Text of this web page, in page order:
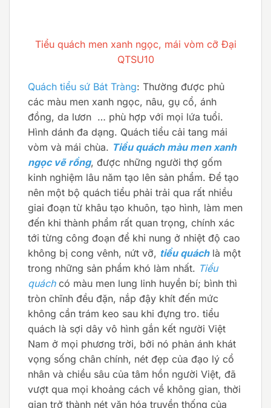
Tiểu quách men xanh ngọc, mái vòm cỡ Đại
QTSU10
Quách tiểu sứ Bát Tràng: Thường được phủ
các màu men xanh ngọc, nâu, gụ cổ, ánh
đồng, da lươn … phù hợp với mọi lứa tuổi.
Hình dánh đa dạng. Quách tiểu cải tang mái
vòm và mái chùa. Tiểu quách màu men xanh
ngọc vẽ rồng, được những người thợ gốm
kinh nghiệm lâu năm tạo lên sản phẩm. Để tạo
nên một bộ quách tiểu phải trải qua rất nhiều
giai đoạn từ khâu tạo khuôn, tạo hình, làm men
đến khi thành phẩm rất quan trọng, chính xác
tới từng công đoạn để khi nung ở nhiệt độ cao
không bị cong vênh, nứt vỡ, tiểu quáchlà một
trong những sản phẩm khó làm nhất. Tiểu
quáchcó màu men lung linh huyền bí; bình thì
tròn chĩnh đều đặn, nắp đậy khít đến mức
không cần trám keo sau khi đựng tro. tiểu
quách là sợi dây vô hình gắn kết người Việt
Nam ở mọi phương trời, bởi nó phản ánh khát
vọng sống chân chính, nét đẹp của đạo lý cổ
nhân và chiều sâu của tâm hồn người Việt, đã
vượt qua mọi khoảng cách về không gian, thời
gian trở thành nét văn hóa truyền thống của